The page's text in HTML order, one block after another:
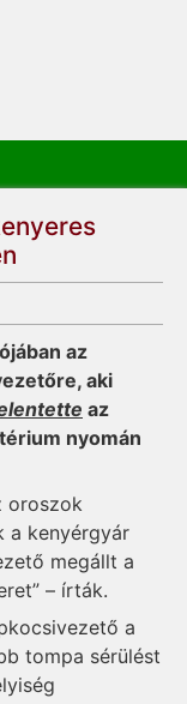
az
aki
az
nyomán
oroszok
a kenyérgyár
megállt a
– írták.
a
tompa sérülést